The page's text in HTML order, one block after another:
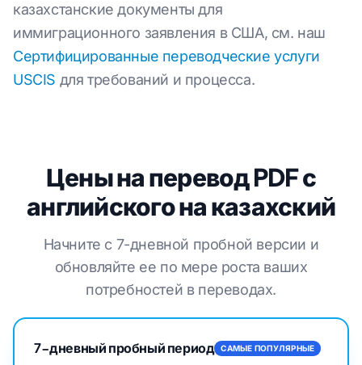
казахстанские документы для
иммиграционного заявления в США, см. наш
Сертифицированные переводческие услуги
USCIS для требований и процесса.
Цены на перевод PDF с
английского на казахский
Начните с 7-дневной пробной версии и
обновляйте ее по мере роста ваших
потребностей в переводах.
7-дневный пробный период САМЫЕ ПОПУЛЯРНЫЕ